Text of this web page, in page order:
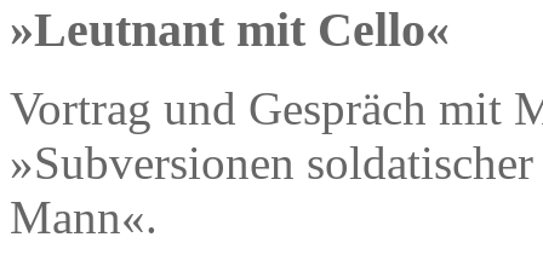
»Leutnant mit Cello«
Vortrag und Gespräch mit
»Subversionen
Mann«.